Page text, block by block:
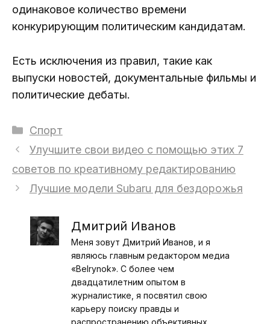
одинаковое количество времени
конкурирующим политическим кандидатам.
Есть исключения из правил, такие как
выпуски новостей, документальные фильмы и
политические дебаты.
Рубрики
Спорт
Улучшите свои видео с помощью этих 7
советов по креативному редактированию
Лучшие модели Subaru для бездорожья
Дмитрий Иванов
Меня зовут Дмитрий Иванов, и я
являюсь главным редактором медиа
«Belrynok». С более чем
двадцатилетним опытом в
журналистике, я посвятил свою
карьеру поиску правды и
распространению объективных